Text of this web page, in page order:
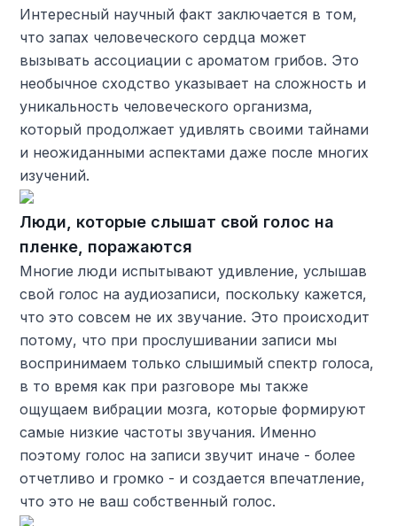
Интересный научный факт заключается в том,
что запах человеческого сердца может
вызывать ассоциации с ароматом грибов. Это
необычное сходство указывает на сложность и
уникальность человеческого организма,
который продолжает удивлять своими тайнами
и неожиданными аспектами даже после многих
изучений.
Люди, которые слышат свой голос на
пленке, поражаются
Многие люди испытывают удивление, услышав
свой голос на аудиозаписи, поскольку кажется,
что это совсем не их звучание. Это происходит
потому, что при прослушивании записи мы
воспринимаем только слышимый спектр голоса,
в то время как при разговоре мы также
ощущаем вибрации мозга, которые формируют
самые низкие частоты звучания. Именно
поэтому голос на записи звучит иначе - более
отчетливо и громко - и создается впечатление,
что это не ваш собственный голос.